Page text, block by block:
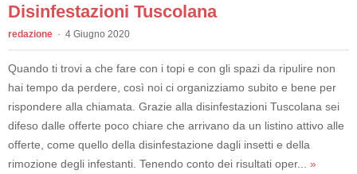
Disinfestazioni Tuscolana
redazione 4 Giugno 2020
Quando ti trovi a che fare con i topi e con gli spazi da ripulire non
hai tempo da perdere, così noi ci organizziamo subito e bene per
rispondere alla chiamata. Grazie alla disinfestazioni Tuscolana sei
difeso dalle offerte poco chiare che arrivano da un listino attivo alle
offerte, come quello della disinfestazione dagli insetti e della
rimozione degli infestanti. Tenendo conto dei risultati oper... »